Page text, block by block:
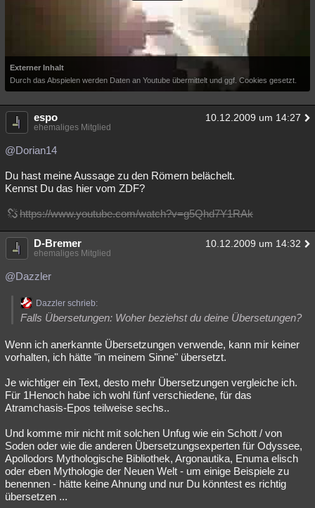
Externer Inhalt
Durch das Abspielen werden Daten an Youtube übermittelt und ggf. Cookies gesetzt.
espo 10.12.2009 um 14:27
ehemaliges Mitglied
@Dorian14
Du hast meine Aussage zu den Römern belächelt.
Kennst Du das hier vom ZDF?
https://www.youtube.com/watch?v=g5Qhd7Y1RAk
D-Bremer 10.12.2009 um 14:32
ehemaliges Mitglied
@Dazzler
Dazzler schrieb:
Falls Übersetungen: Woher beziehst du deine Übersetungen?
Wenn ich anerkannte Übersetzungen verwende, kann mir keiner
vorhalten, ich hätte "in meinem Sinne" übersetzt.
Je wichtiger ein Text, desto mehr Übersetzungen vergleiche ich.
Für 1Henoch habe ich wohl fünf verschiedene, für das
Atramchasis-Epos teilweise sechs..
Und komme mir nicht mit solchen Unfug wie ein Schott / von
Soden oder wie die anderen Übersetzungsexperten für Odyssee,
Apollodors Mythologische Bibliothek, Argonautika, Enuma elisch
oder eben Mythologie der Neuen Welt - um einige Beispiele zu
benennen - hätte keine Ahnung und nur Du könntest es richtig
übersetzen ...